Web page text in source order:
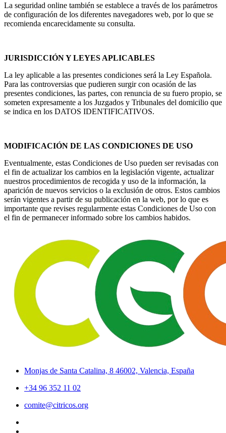
La seguridad online también se establece a través de los parámetros
de configuración de los diferentes navegadores web, por lo que se
recomienda encarecidamente su consulta.
JURISDICCIÓN Y LEYES APLICABLES
La ley aplicable a las presentes condiciones será la Ley Española.
Para las controversias que pudieren surgir con ocasión de las
presentes condiciones, las partes, con renuncia de su fuero propio, se
someten expresamente a los Juzgados y Tribunales del domicilio que
se indica en los DATOS IDENTIFICATIVOS.
MODIFICACIÓN DE LAS CONDICIONES DE USO
Eventualmente, estas Condiciones de Uso pueden ser revisadas con
el fin de actualizar los cambios en la legislación vigente, actualizar
nuestros procedimientos de recogida y uso de la información, la
aparición de nuevos servicios o la exclusión de otros. Estos cambios
serán vigentes a partir de su publicación en la web, por lo que es
importante que revises regularmente estas Condiciones de Uso con
el fin de permanecer informado sobre los cambios habidos.
Monjas de Santa Catalina, 8 46002, Valencia, España
+34 96 352 11 02
comite@citricos.org